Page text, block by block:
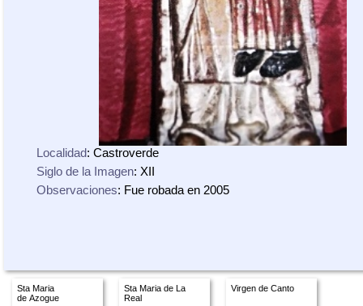
Localidad: Castroverde
Siglo de la Imagen: XII
Observaciones: Fue robada en 2005
Sta Maria
de Azogue
Sta Maria de La
Real
Virgen de Canto